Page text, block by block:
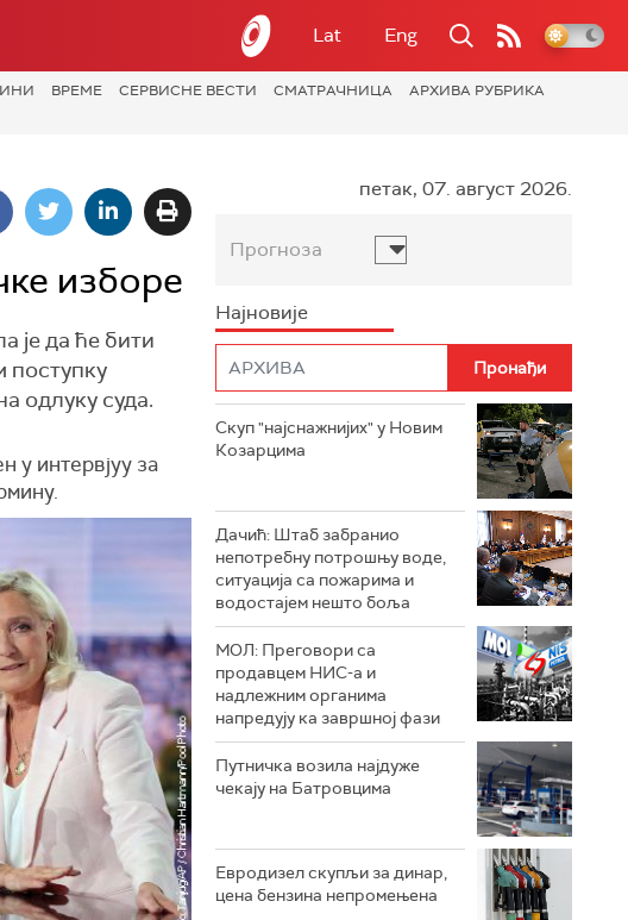
Lat Eng
ВРЕМЕ СЕРВИСНЕ ВЕСТИ СМАТРАЧНИЦА
АРХИВА РУБРИКА
изборе
је да ће бити
поступку
одлуку суда.
интервјуу за
петак, 07. август 2026.
Прогноза
Најновије
Скуп "најснажнијих" у Новим
Козарцима
Дачић: Штаб забранио
непотребну потрошњу воде,
ситуација са пожарима и
водостајем нешто боља
МОЛ: Преговори са
продавцем НИС-а и
надлежним органима
напредују ка завршној фази
Путничка возила најдуже
чекају на Батровцима
Евродизел скупљи за динар,
цена бензина непромењена